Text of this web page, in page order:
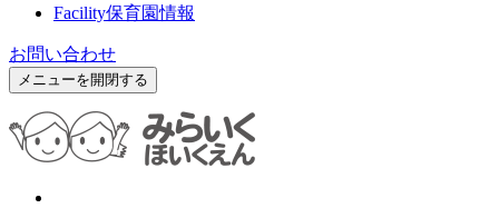
Facility保育園情報
お問い合わせ
メニューを開閉する